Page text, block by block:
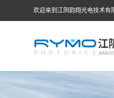
欢迎来到江阴韵翔光电技术有